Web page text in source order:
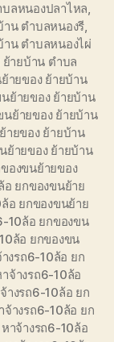
ลหนองปลาไหล,
าน ตำบลหนองรี,
น ตำบลหนองไผ่
ายบ้าน ตำบล
ายของ ย้ายบ้าน
ย้ายของ ย้ายบ้าน
ย้ายของ ย้ายบ้าน
ายของ ย้ายบ้าน
ย้ายของ ย้ายบ้าน
องขนย้ายของ
อ ยกของขนย้าย
อ ยกของขนย้าย
10ล้อ ยกของขน
ล้อ ยกของขน
งรถ6-10ล้อ ยก
จ้างรถ6-10ล้อ
างรถ6-10ล้อ ยก
จ้างรถ6-10ล้อ ยก
หาจ้างรถ6-10ล้อ